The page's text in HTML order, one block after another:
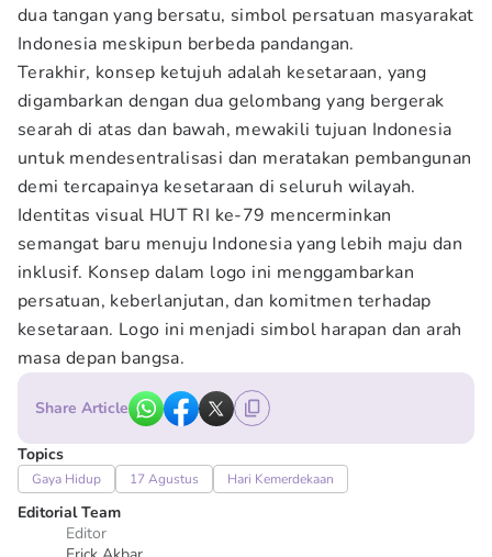
dua tangan yang bersatu, simbol persatuan masyarakat
Indonesia meskipun berbeda pandangan.
Terakhir, konsep ketujuh adalah kesetaraan, yang
digambarkan dengan dua gelombang yang bergerak
searah di atas dan bawah, mewakili tujuan Indonesia
untuk mendesentralisasi dan meratakan pembangunan
demi tercapainya kesetaraan di seluruh wilayah.
Identitas visual HUT RI ke-79 mencerminkan
semangat baru menuju Indonesia yang lebih maju dan
inklusif. Konsep dalam logo ini menggambarkan
persatuan, keberlanjutan, dan komitmen terhadap
kesetaraan. Logo ini menjadi simbol harapan dan arah
masa depan bangsa.
Share Article
Topics
Gaya Hidup 17 Agustus Hari Kemerdekaan
Editorial Team
Editor